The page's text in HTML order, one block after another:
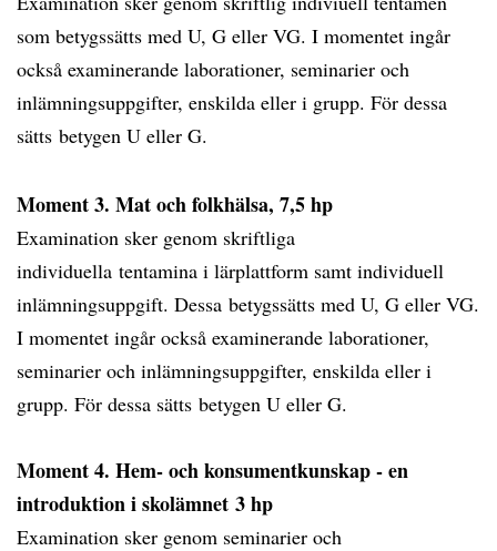
som betygssätts med U, G eller VG. I momentet ingår
också examinerande laborationer, seminarier och
inlämningsuppgifter, enskilda eller i grupp. För dessa
sätts betygen U eller G.
Moment 3. Mat och folkhälsa, 7,5 hp
Examination sker genom skriftliga
individuella tentamina i lärplattform samt individuell
inlämningsuppgift. Dessa betygssätts med U, G eller VG.
I momentet ingår också examinerande laborationer,
seminarier och inlämningsuppgifter, enskilda eller i
grupp. För dessa sätts betygen U eller G.
Moment 4. Hem- och konsumentkunskap - en
introduktion i skolämnet 3 hp
Examination sker genom seminarier och